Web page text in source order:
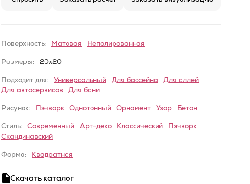
Поверхность: Матовая Неполированная
Размеры: 20x20
Подходит для: Универсальный Для бассейна
Для аллей
Для автосервисов
Для бани
Рисунок: Пэчворк Однотонный Орнамент Узор Бетон
Стиль: Современный Арт-деко Классический
Пэчворк
Скандинавский
Форма: Квадратная
Скачать каталог